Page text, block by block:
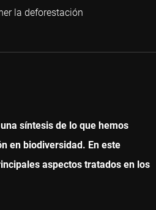
la deforestación
síntesis de lo que hemos
en biodiversidad. En este
aspectos tratados en los